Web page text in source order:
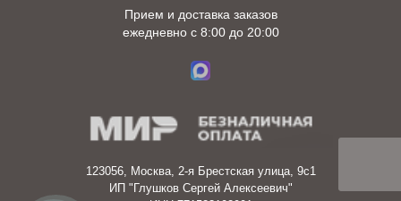
Прием и доставка заказов
ежедневно с 8:00 до 20:00
123056, Москва, 2-я Брестская улица, 9с1
ИП "Глушков Сергей Алексеевич"